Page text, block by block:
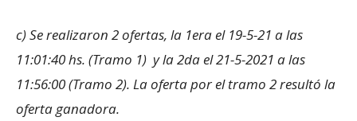
c) Se realizaron 2 ofertas, la 1era el 19-5-21 a las
11:01:40 hs. (Tramo 1) y la 2da el 21-5-2021 a las
11:56:00 (Tramo 2). La oferta por el tramo 2 resultó la
oferta ganadora.